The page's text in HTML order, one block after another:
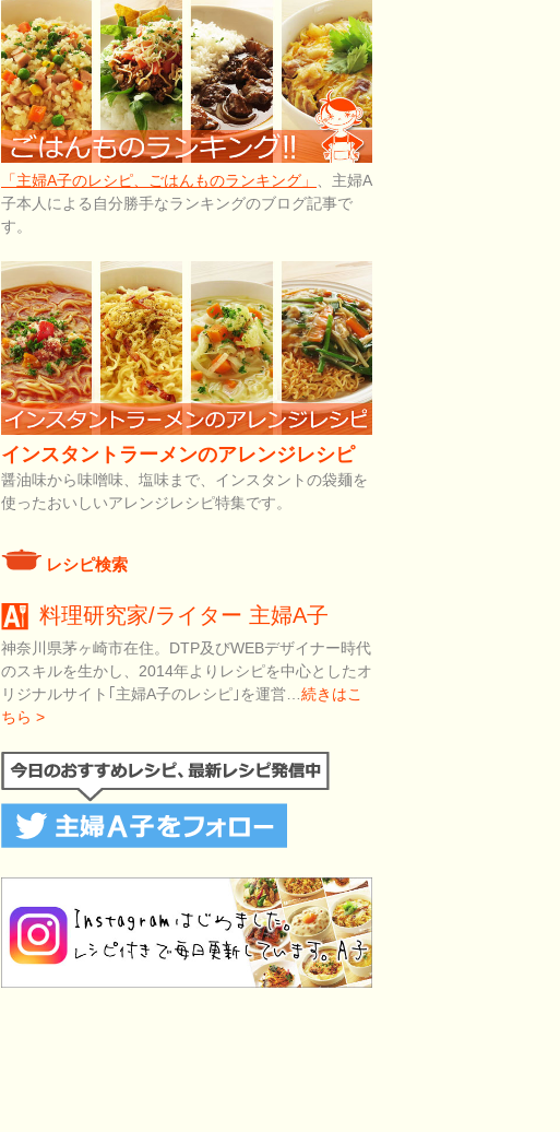
「主婦A子のレシピ、ごはんものランキング」
、主婦A
子本人による自分勝手なランキングのブログ記事で
す。
インスタントラーメンのアレンジレシピ
醤油味から味噌味、塩味まで、インスタントの袋麺を
使ったおいしいアレンジレシピ特集です。
レシピ検索
料理研究家/ライター 主婦A子
神奈川県茅ヶ崎市在住。DTP及びWEBデザイナー時代
のスキルを生かし、2014年よりレシピを中心としたオ
リジナルサイト｢主婦A子のレシピ｣を運営… 続きはこ
ちら >